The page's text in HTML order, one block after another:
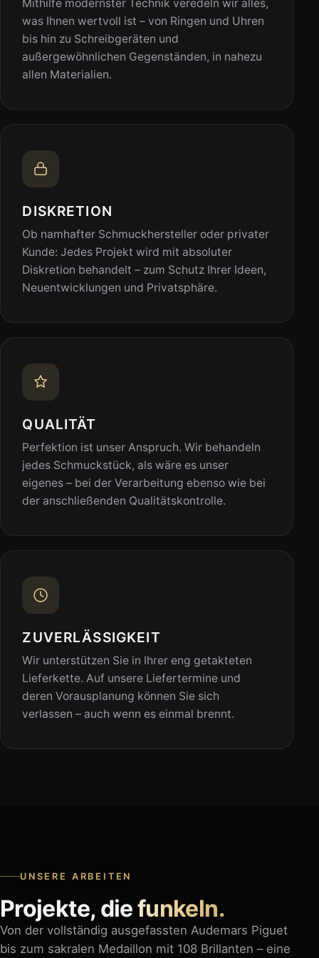
Mithilfe modernster Technik veredeln wir alles,
was Ihnen wertvoll ist – von Ringen und Uhren
bis hin zu Schreibgeräten und
außergewöhnlichen Gegenständen, in nahezu
allen Materialien.
DISKRETION
Ob namhafter Schmuckhersteller oder privater
Kunde: Jedes Projekt wird mit absoluter
Diskretion behandelt – zum Schutz Ihrer Ideen,
Neuentwicklungen und Privatsphäre.
QUALITÄT
Perfektion ist unser Anspruch. Wir behandeln
jedes Schmuckstück, als wäre es unser
eigenes – bei der Verarbeitung ebenso wie bei
der anschließenden Qualitätskontrolle.
ZUVERLÄSSIGKEIT
Wir unterstützen Sie in Ihrer eng getakteten
Lieferkette. Auf unsere Liefertermine und
deren Vorausplanung können Sie sich
verlassen – auch wenn es einmal brennt.
UNSERE ARBEITEN
Projekte, diefunkeln.
Von der vollständig ausgefassten Audemars Piguet
bis zum sakralen Medaillon mit 108 Brillanten – eine